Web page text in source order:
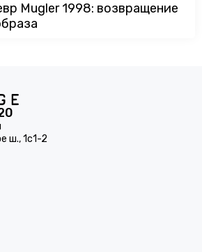
Mugler 1998: возвращение
ш., 1с1-2